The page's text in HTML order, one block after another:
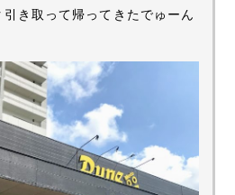
き取って帰ってきたでゅーん